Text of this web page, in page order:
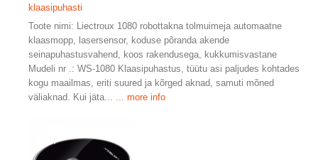
klaasipuhasti
Toote nimi: Liectroux 1080 robottakna tolmuimeja automaatne
klaasmopp, lasersensor, koduse põranda akende
seinapuhastusvahend, koos rakendusega, kukkumisvastane
Mudeli nr .: WS-1080 Klaasipuhastus, tüütu asi paljudes kohtades
kogu maailmas, eriti suured ja kõrged aknad, samuti mõned
väliaknad. Kui jäta...
... more info